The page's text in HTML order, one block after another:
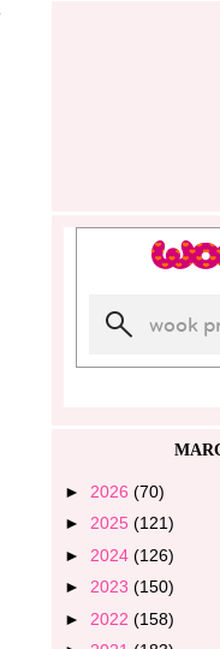
► 2026 (70)
► 2025 (121)
► 2024 (126)
► 2023 (150)
► 2022 (158)